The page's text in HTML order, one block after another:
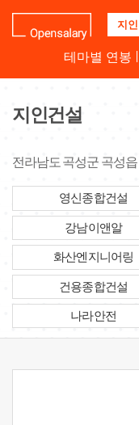
업
명
테마별 연봉
지인건설
전라남도 곡성군 곡성읍
영신종합건설
강남이앤알
화산엔지니어링
건용종합건설
나라안전